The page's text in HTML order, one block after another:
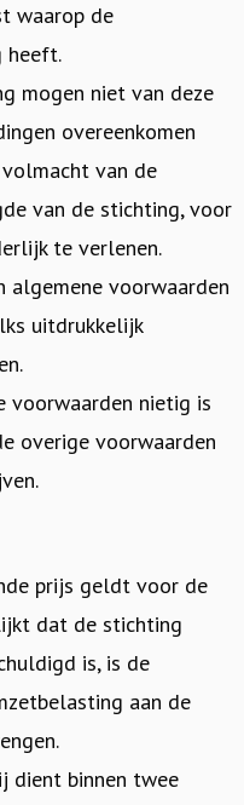
waarop de
heeft.
mogen niet van deze
overeenkomen
van de
van de stichting, voor
te verlenen.
algemene voorwaarden
uitdrukkelijk
voorwaarden nietig is
overige voorwaarden
prijs geldt voor de
dat de stichting
is, is de
aan de
dient binnen twee